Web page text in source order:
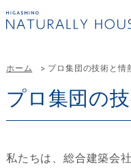
ホーム プロ集団の技術と情
プロ集団の
私たちは、総合建築会